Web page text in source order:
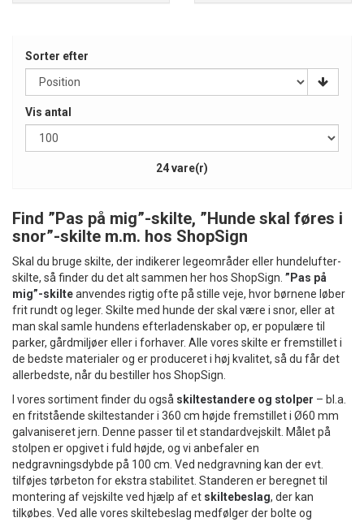
Sorter efter
Vis antal
24 vare(r)
Find ”Pas på mig”-skilte, ”Hunde skal føres i
snor”-skilte m.m. hos ShopSign
Skal du bruge skilte, der indikerer legeområder eller hundelufter-
skilte, så finder du det alt sammen her hos ShopSign. ”Pas på
mig”-skilteanvendes rigtig ofte på stille veje, hvor børnene løber
frit rundt og leger. Skilte med hunde der skal være i snor, eller at
man skal samle hundens efterladenskaber op, er populære til
parker, gårdmiljøer eller i forhaver. Alle vores skilte er fremstillet i
de bedste materialer og er produceret i høj kvalitet, så du får det
allerbedste, når du bestiller hos ShopSign.
I vores sortiment finder du også skiltestandere og stolper – bl.a.
en fritstående skiltestander i 360 cm højde fremstillet i Ø60 mm
galvaniseret jern. Denne passer til et standardvejskilt. Målet på
stolpen er opgivet i fuld højde, og vi anbefaler en
nedgravningsdybde på 100 cm. Ved nedgravning kan der evt.
tilføjes tørbeton for ekstra stabilitet. Standeren er beregnet til
montering af vejskilte ved hjælp af et skiltebeslag, der kan
tilkøbes. Ved alle vores skiltebeslag medfølger der bolte og